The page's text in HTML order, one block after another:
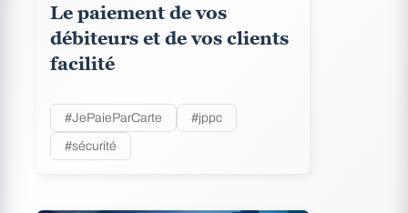
Le paiement de vos
débiteurs et de vos clients
facilité
#JePaieParCarte #jppc
#sécurité